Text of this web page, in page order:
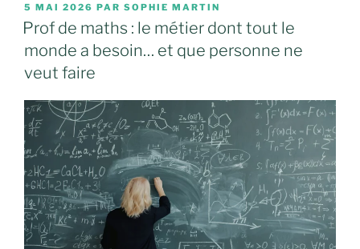
PUBLIÉ
LE
5 MAI 2026 PAR SOPHIE MARTIN
Prof de maths : le métier dont tout le
monde a besoin… et que personne ne
veut faire